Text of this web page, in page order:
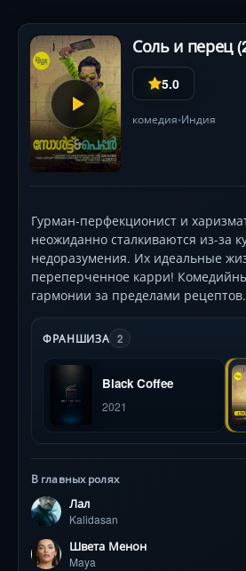
Соль и перец
5.0
комедия•Индия
Гурман-перфекционист и
неожиданно сталкиваются из-за
недоразумения. Их идеальные
переперченное карри!
гармонии за пределами рецептов.
ФРАНШИЗА 2
Black Coffee
2021
В главных ролях
Лал
Kalidasan
Швета Менон
Maya